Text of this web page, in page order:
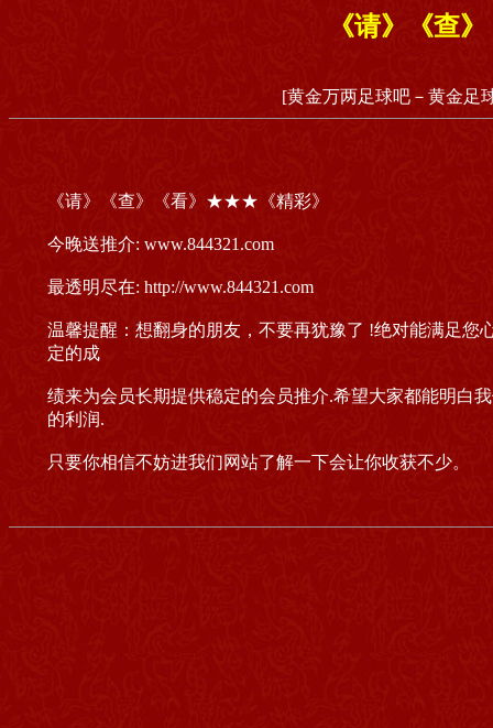
《请》《查
[黄金万两足球吧－黄金足
《请》《查》《看》★★★《精彩》
今晚送推介: www.844321.com
最透明尽在: http://www.844321.com
温馨提醒：想翻身的朋友，不要再犹豫了 !绝对能满足您
定的成
绩来为会员长期提供稳定的会员推介.希望大家都能明白
的利润.
只要你相信不妨进我们网站了解一下会让你收获不少。